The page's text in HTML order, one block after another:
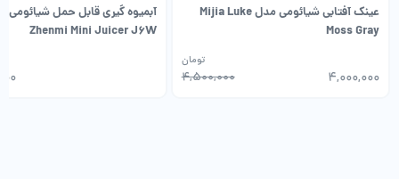
عینک آفتابی شیائومی مدل Mijia Luke
Moss Gray
۴,۵۰۰,۰۰۰
تومان
۴,۰۰۰,۰۰۰
آبمیوه گیری قابل حمل شیائومی
Zhenmi Mini Juicer J6W